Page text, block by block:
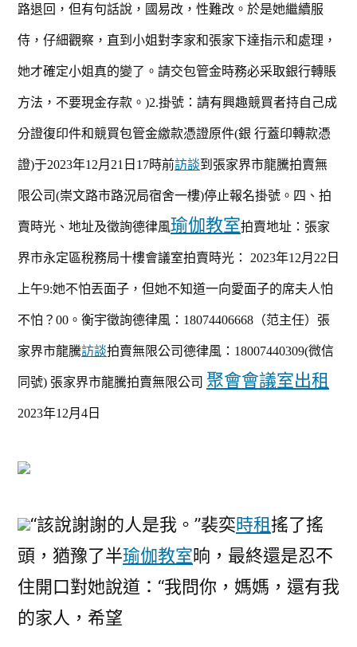
路退回，但有句話說，國易改，性難改。於是她繼續服
侍，仔細觀察，直到小姐對李家和張家下達指示和處理，
她才確定小姐真的變了。請交包管金時務必采取銀行轉賬
方法，不要現金存款。 )2.掛號：請有興趣競買者持自己成
分證復印件和競買包管金繳款憑證原件(銀 行蓋印轉款憑
證)于2023年12月21 日 17時前訪談到張家界市龍騰拍賣無
限公司(崇文路市路況局宿舍一樓)停止報名掛號。 四、拍
賣時光、地址及徵詢德律風瑜伽教室拍賣地址：張家
界市永定區稅務局十樓會議室拍賣時光： 2023年12月22 日
上午9:她不怕丟面子，但她不知道一向愛面子的席夫人怕
不怕？00。 衡宇徵詢德律風：18074406668（范主任） 張
家界市龍騰訪談拍賣無限公司德律風： 18007440309(微信
同號) 張家界市龍騰拍賣無限公司 聚會會議室出租
2023年12月4日
“該說謝謝的人是我。”裴奕時租搖了搖
頭，猶豫了半瑜伽教室晌，最終還是忍不
住開口對她說道：“我問你，媽媽，還有我
的家人，希望